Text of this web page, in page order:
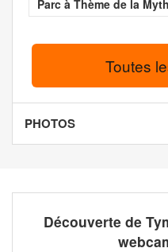
Parc à Thème de la
Toutes
PHOTOS
Découverte de